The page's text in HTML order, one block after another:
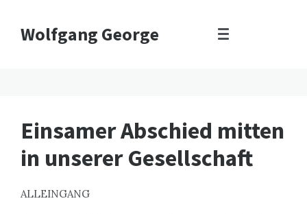
Wolfgang George
Einsamer Abschied mitten
in unserer Gesellschaft
ALLEINGANG